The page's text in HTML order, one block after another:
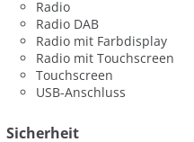
Radio
Radio DAB
Radio mit Farbdisplay
Radio mit Touchscreen
Touchscreen
USB-Anschluss
Sicherheit